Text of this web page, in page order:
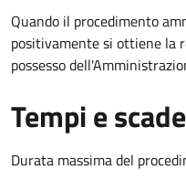
Quando il procedimento
positivamente si ottiene la
possesso
Tempi e
Durata massima del